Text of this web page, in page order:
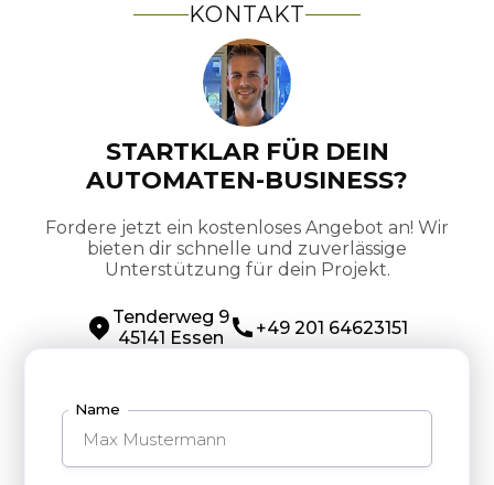
KONTAKT
STARTKLAR FÜR DEIN
AUTOMATEN-BUSINESS?
Fordere jetzt ein kostenloses Angebot an! Wir
bieten dir schnelle und zuverlässige
Unterstützung für dein Projekt.
Tenderweg 9
45141 Essen
+49 201 64623151
Name